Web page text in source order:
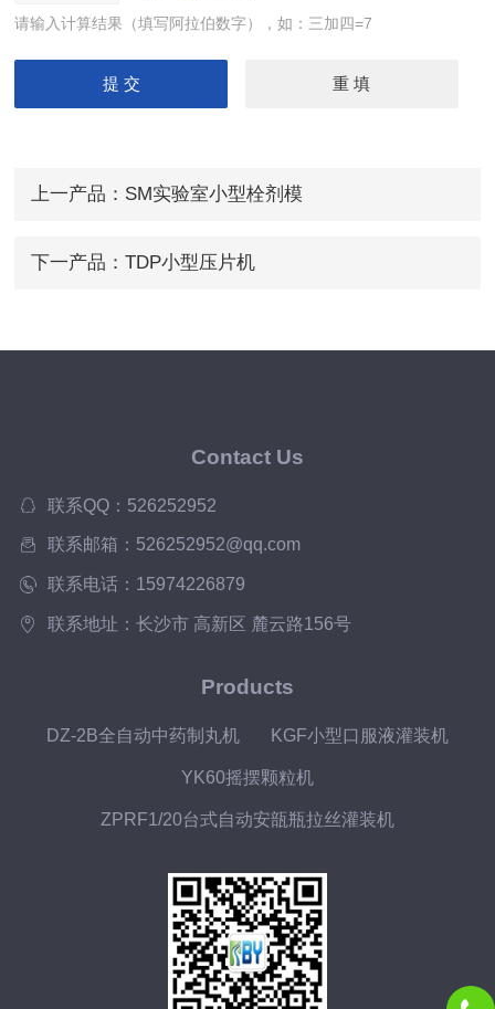
请输入计算结果（填写阿拉伯数字），如：三加四=7
上一产品： SM实验室小型栓剂模
下一产品： TDP小型压片机
Contact Us
联系QQ：526252952
联系邮箱：526252952@qq.com
联系电话：15974226879
联系地址：长沙市 高新区 麓云路156号
Products
DZ-2B全自动中药制丸机 KGF小型口服液灌装机
YK60摇摆颗粒机
ZPRF1/20台式自动安瓿瓶拉丝灌装机